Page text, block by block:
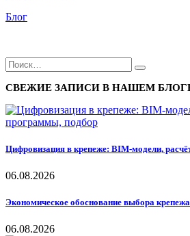
Блог
СВЕЖИЕ ЗАПИСИ В НАШЕМ
Цифровизация в крепеже: BIM-модели,
06.08.2026
Экономическое обоснование выбора
06.08.2026